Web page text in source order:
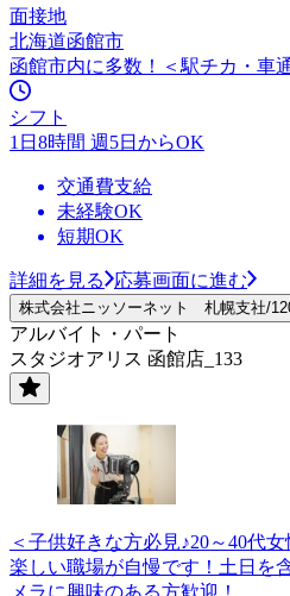
面接地
北海道函館市
函館市内に多数！＜駅チカ・車
シフト
1日8時間 週5日からOK
交通費支給
未経験OK
短期OK
詳細を見る 応募画面に進む
株式会社ニッソーネット 札幌支社/
アルバイト・パート
スタジオアリス 函館店_133
＜子供好きな方必見♪20～40代
楽しい職場が自慢です！土日を
メラに興味のある方歓迎！